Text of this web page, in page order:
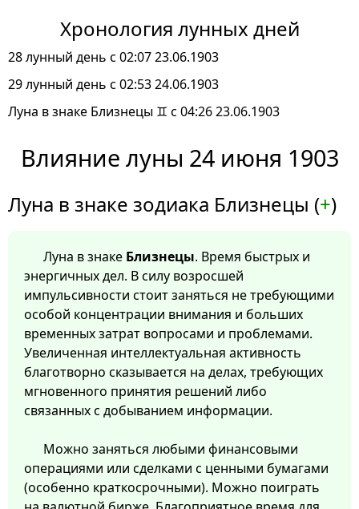
Хронология лунных дней
28 лунный день с 02:07 23.06.1903
29 лунный день с 02:53 24.06.1903
Луна в знаке Близнецы ♊ с 04:26 23.06.1903
Влияние луны 24 июня 1903
Луна в знаке зодиака Близнецы (+)
Луна в знаке Близнецы. Время быстрых и
энергичных дел. В силу возросшей
импульсивности стоит заняться не требующими
особой концентрации внимания и больших
временных затрат вопросами и проблемами.
Увеличенная интеллектуальная активность
благотворно сказывается на делах, требующих
мгновенного принятия решений либо
связанных с добыванием информации.
Можно заняться любыми финансовыми
операциями или сделками с ценными бумагами
(особенно краткосрочными). Можно поиграть